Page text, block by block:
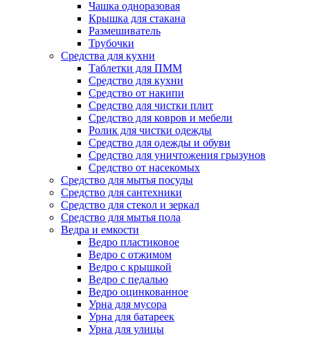
Чашка одноразовая
Крышка для стакана
Размешиватель
Трубочки
Средства для кухни
Таблетки для ПММ
Средство для кухни
Средство от накипи
Средство для чистки плит
Средство для ковров и мебели
Ролик для чистки одежды
Средство для одежды и обуви
Средство для уничтожения грызунов
Средство от насекомых
Средство для мытья посуды
Средство для сантехники
Средство для стекол и зеркал
Средство для мытья пола
Ведра и емкости
Ведро пластиковое
Ведро с отжимом
Ведро с крышкой
Ведро с педалью
Ведро оцинкованное
Урна для мусора
Урна для батареек
Урна для улицы